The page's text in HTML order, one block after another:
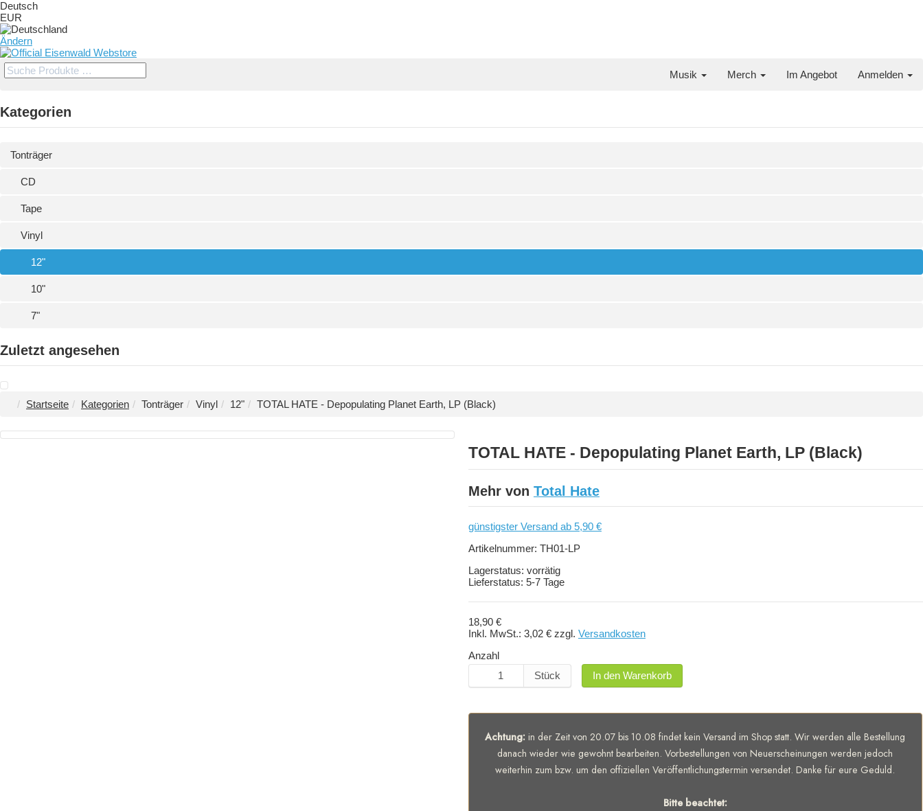
Deutsch
EUR
Ändern
Musik Merch Im Angebot Anmelden
Kategorien
Tonträger
CD
Tape
Vinyl
12"
10"
7"
Zuletzt angesehen
Startseite Kategorien Tonträger Vinyl 12" TOTAL HATE - Depopulating Planet Earth, LP (Black)
TOTAL HATE - Depopulating Planet Earth, LP (Black)
Mehr von Total Hate
günstigster Versand ab 5,90 €
Artikelnummer: TH01-LP
Lagerstatus: vorrätig
Lieferstatus: 5-7 Tage
18,90 €
Inkl. MwSt.: 3,02 €zzgl. Versandkosten
Anzahl
Stück
In den Warenkorb
Achtung: in der Zeit von 20.07 bis 10.08 findet kein Versand im Shop statt. Wir werden alle Bestellung
danach wieder wie gewohnt bearbeiten. Vorbestellungen von Neuerscheinungen werden jedoch
weiterhin zum bzw. um den offiziellen Veröffentlichungstermin versendet. Danke für eure Geduld.
Bitte beachtet: